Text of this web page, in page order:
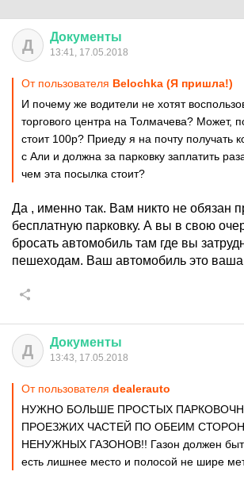
Д Документы
13:41, 17.05.2018
От пользователя Belochka (Я пришла!)
И почему же водители не хотят
торгового центра на Толмачева? Может,
стоит 100р? Приеду я на почту получать
с Али и должна за парковку заплатить
чем эта посылка стоит?
Да , именно так. Вам никто не обязан
бесплатную парковку. А вы в свою
бросать автомобиль там где вы
пешеходам. Ваш автомобиль это ваша
Д Документы
13:43, 17.05.2018
От пользователя dealerauto
НУЖНО БОЛЬШЕ ПРОСТЫХ
ПРОЕЗЖИХ ЧАСТЕЙ ПО ОБЕИМ
НЕНУЖНЫХ ГАЗОНОВ!! Газон должен быть
есть лишнее место и полосой не шире